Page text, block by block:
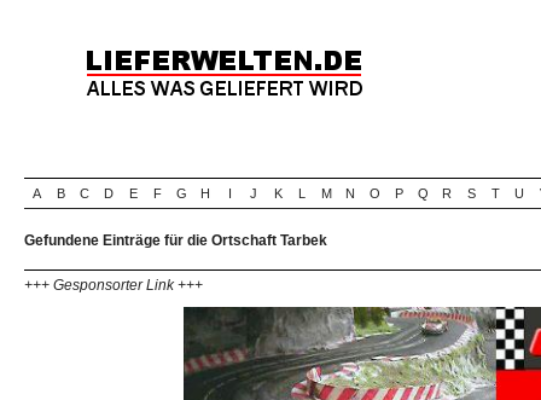
A B C D E F G H I J K L M N O P Q R S T U
Gefundene Einträge für die Ortschaft Tarbek
+++ Gesponsorter Link +++